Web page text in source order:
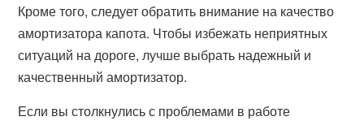
Кроме того, следует обратить внимание на качество
амортизатора капота. Чтобы избежать неприятных
ситуаций на дороге, лучше выбрать надежный и
качественный амортизатор.
Если вы столкнулись с проблемами в работе